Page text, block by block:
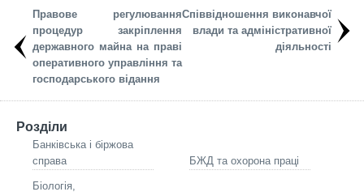
Правове регулювання
процедур закріплення
державного майна на праві
оперативного управління та
господарського відання
Співвідношення виконавчої
влади та адміністративної
діяльності
Розділи
Банківська і біржова
справа
БЖД та охорона праці
Біологія,